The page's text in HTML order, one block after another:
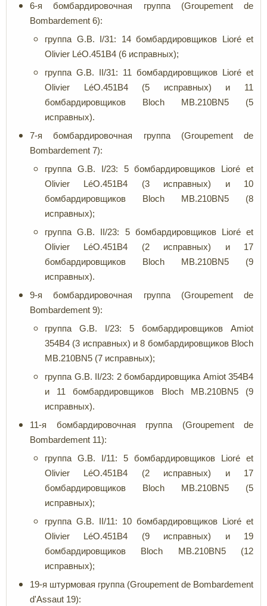
6-я бомбардировочная группа (Groupement de
Bombardement 6):
группа G.B. I/31: 14 бомбардировщиков Lioré et
Olivier LéO.451B4 (6 исправных);
группа G.B. II/31: 11 бомбардировщиков Lioré et
Olivier LéO.451B4 (5 исправных) и 11
бомбардировщиков Bloch MB.210BN5 (5
исправных).
7-я бомбардировочная группа (Groupement de
Bombardement 7):
группа G.B. I/23: 5 бомбардировщиков Lioré et
Olivier LéO.451B4 (3 исправных) и 10
бомбардировщиков Bloch MB.210BN5 (8
исправных);
группа G.B. II/23: 5 бомбардировщиков Lioré et
Olivier LéO.451B4 (2 исправных) и 17
бомбардировщиков Bloch MB.210BN5 (9
исправных).
9-я бомбардировочная группа (Groupement de
Bombardement 9):
группа G.B. I/23: 5 бомбардировщиков Amiot
354B4 (3 исправных) и 8 бомбардировщиков Bloch
MB.210BN5 (7 исправных);
группа G.B. II/23: 2 бомбардировщика Amiot 354B4
и 11 бомбардировщиков Bloch MB.210BN5 (9
исправных).
11-я бомбардировочная группа (Groupement de
Bombardement 11):
группа G.B. I/11: 5 бомбардировщиков Lioré et
Olivier LéO.451B4 (2 исправных) и 17
бомбардировщиков Bloch MB.210BN5 (5
исправных);
группа G.B. II/11: 10 бомбардировщиков Lioré et
Olivier LéO.451B4 (9 исправных) и 19
бомбардировщиков Bloch MB.210BN5 (12
исправных);
19-я штурмовая группа (Groupement de Bombardement
d'Assaut 19):